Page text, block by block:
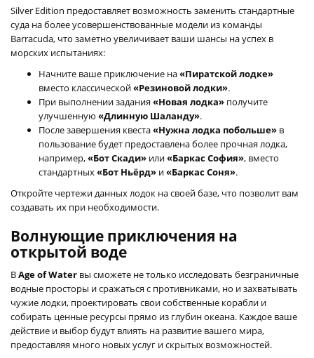
Silver Edition предоставляет возможность заменить стандартные
суда на более усовершенствованные модели из команды
Barracuda, что заметно увеличивает ваши шансы на успех в
морских испытаниях:
Начните ваше приключение на«Пиратской лодке»
вместо классической«Резиновой лодки».
При выполнении задания «Новая лодка» получите
улучшенную «Длинную Шаланду».
После завершения квеста«Нужна лодка побольше» в
пользование будет предоставлена более прочная лодка,
например,«Бот Скади» или«Баркас София», вместо
стандартных«Бот Ньёрд» и«Баркас Соня».
Откройте чертежи данных лодок на своей базе, что позволит вам
создавать их при необходимости.
Волнующие приключения на
открытой воде
ВAge of Water вы сможете не только исследовать безграничные
водные просторы и сражаться с противниками, но и захватывать
чужие лодки, проектировать свои собственные корабли и
собирать ценные ресурсы прямо из глубин океана. Каждое ваше
действие и выбор будут влиять на развитие вашего мира,
предоставляя много новых услуг и скрытых возможностей.